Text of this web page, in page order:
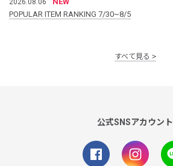
POPULAR ITEM RANKING 7/30~8/5
すべて見る
公式SNSアカウント